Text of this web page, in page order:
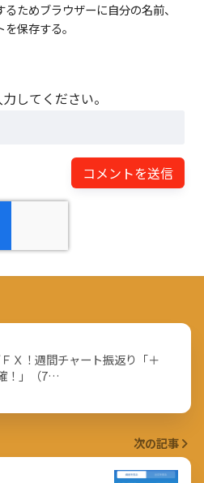
ためブラウザーに自分の名前、
保存する。
してください。
Ｘ！週間チャート振返り「＋
！」（7…
次の記事